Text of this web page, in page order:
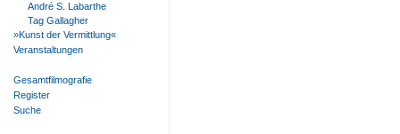
André S. Labarthe
Tag Gallagher
»Kunst der Vermittlung«
Veranstaltungen
Gesamtfilmografie
Register
Suche